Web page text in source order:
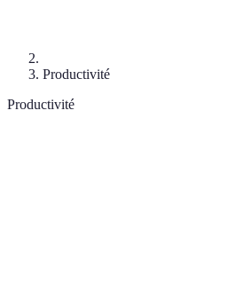
Productivité
Productivité